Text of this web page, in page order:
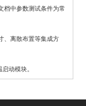
档中参数测试条件为常
、离散布置等集成方
动模块。